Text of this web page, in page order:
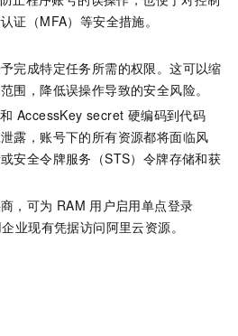
证（MFA）等安全措施。
完成特定任务所需的权限。这可以缩
围，降低误操作导致的安全风险。
和 AccessKey secret 硬编码到代码
露，账号下的所有资源都将面临风
安全令牌服务（STS）令牌存储和获
，可为 RAM 用户启用单点登录
业现有凭据访问阿里云资源。